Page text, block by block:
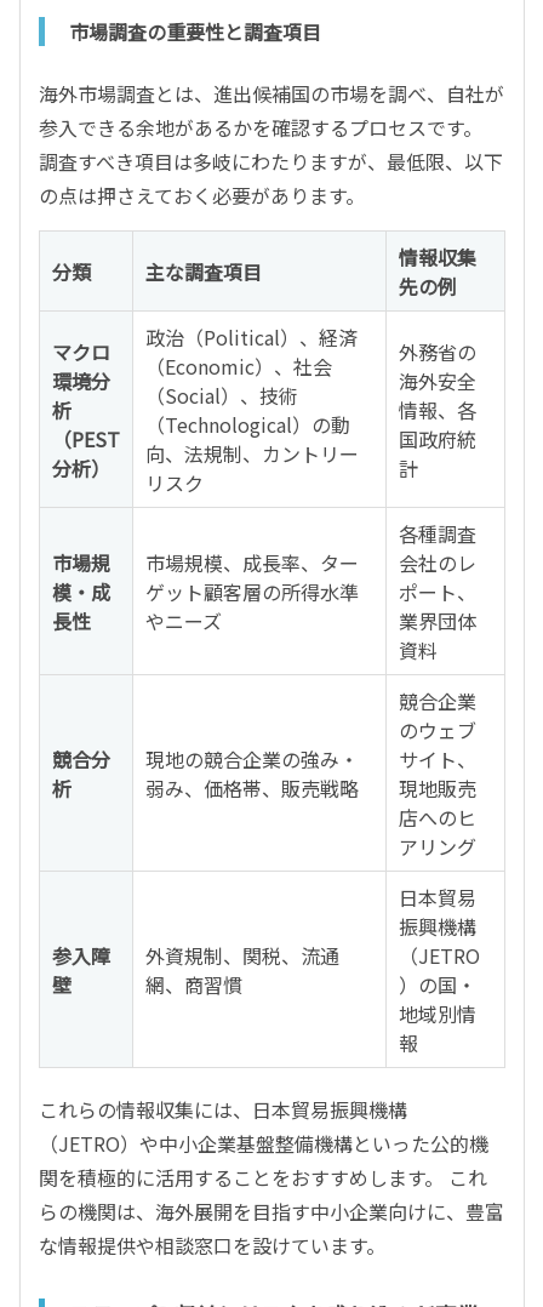
市場調査の重要性と調査項目
海外市場調査とは、進出候補国の市場を調べ、自社が
参入できる余地があるかを確認するプロセスです。
調査すべき項目は多岐にわたりますが、最低限、以下
の点は押さえておく必要があります。
分類 主な調査項目
情報収集
先の例
マクロ
環境分
析
（PEST
分析）
政治（Political）、経済
（Economic）、社会
（Social）、技術
（Technological）の動
向、法規制、カントリー
リスク
外務省の
海外安全
情報、各
国政府統
計
市場規
模・成
長性
市場規模、成長率、ター
ゲット顧客層の所得水準
やニーズ
各種調査
会社のレ
ポート、
業界団体
資料
競合分
析
現地の競合企業の強み・
弱み、価格帯、販売戦略
競合企業
のウェブ
サイト、
現地販売
店へのヒ
アリング
参入障
壁
外資規制、関税、流通
網、商習慣
日本貿易
振興機構
（JETRO
）の国・
地域別情
報
これらの情報収集には、日本貿易振興機構
（JETRO）や中小企業基盤整備機構といった公的機
関を積極的に活用することをおすすめします。 これ
らの機関は、海外展開を目指す中小企業向けに、豊富
な情報提供や相談窓口を設けています。